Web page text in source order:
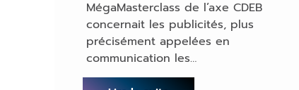
MégaMasterclass de l’axe CDEB
concernait les publicités, plus
précisément appelées en
communication les…